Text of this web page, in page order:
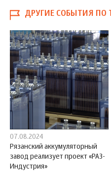
ДРУГИЕ СОБЫТИЯ ПО
07.08.2024
Рязанский аккумуляторный
завод реализует проект «РАЗ-
Индустрия»